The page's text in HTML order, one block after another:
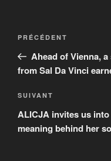
Navigation
l’article
Article
précédent
PRÉCÉDENT
Ahead of Vienna,
from Sal Da Vinci
Article
suivant
SUIVANT
ALICJA invites us
meaning behind her